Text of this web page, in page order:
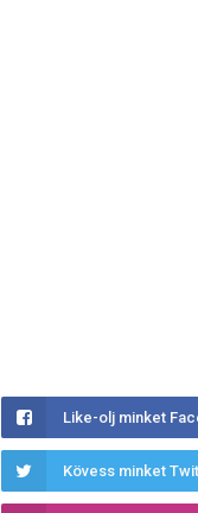
Like-olj minket
Kövess minket